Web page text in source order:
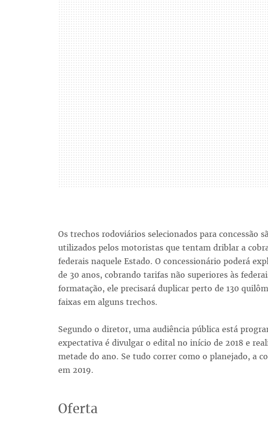
Os trechos rodoviários selecionados para concessão
utilizados pelos motoristas que tentam driblar a
federais naquele Estado. O concessionário poderá
de 30 anos, cobrando tarifas não superiores às
formatação, ele precisará duplicar perto de 130
faixas em alguns trechos.
Segundo o diretor, uma audiência pública está
expectativa é divulgar o edital no início de 2018 e
metade do ano. Se tudo correr como o planejado, a
em 2019.
Oferta